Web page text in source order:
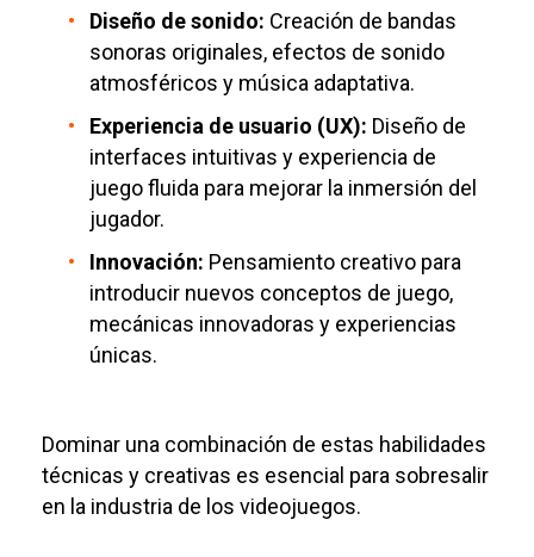
Diseño de sonido: Creación de bandas
sonoras originales, efectos de sonido
atmosféricos y música adaptativa.
Experiencia de usuario (UX): Diseño de
interfaces intuitivas y experiencia de
juego fluida para mejorar la inmersión del
jugador.
Innovación: Pensamiento creativo para
introducir nuevos conceptos de juego,
mecánicas innovadoras y experiencias
únicas.
Dominar una combinación de estas habilidades
técnicas y creativas es esencial para sobresalir
en la industria de los videojuegos.